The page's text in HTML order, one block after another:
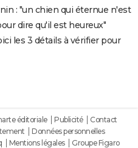
: "un chien qui éternue n'est
dire qu'il est heureux"
les 3 détails à vérifier pour
éditoriale Publicité
Contact
Données personnelles
Mentions légales Groupe Figaro